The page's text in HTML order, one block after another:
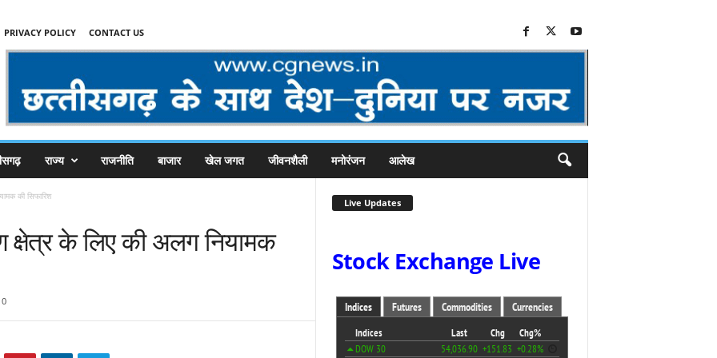
PRIVACY POLICY CONTACT US
राज्य राजनीति बाजार खेल जगत जीवनशैली मनोरंजन आलेख
की सिफारिश
क्षेत्र के लिए की अलग नियामक
0
Live Updates
Stock Exchange Live